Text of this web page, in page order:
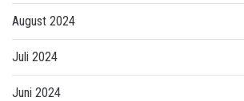
August 2024
Juli 2024
Juni 2024